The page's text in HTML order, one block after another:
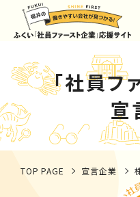
「社員フ
宣
TOP PAGE 宣言企業